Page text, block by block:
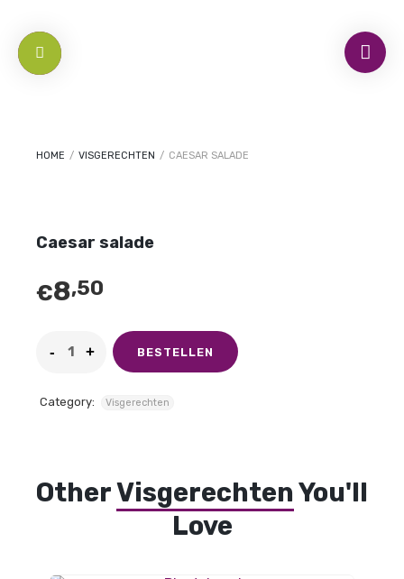
HOME / VISGERECHTEN / CAESAR SALADE
Caesar salade
€8,50
BESTELLEN
Category: Visgerechten
OtherVisgerechten You'll
Love